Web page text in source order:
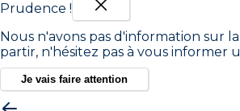
Prudence !
Nous n'avons pas d'information sur
partir, n'hésitez pas à vous informer
Je vais faire attention